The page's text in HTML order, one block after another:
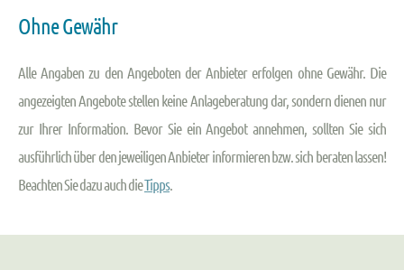
Ohne Gewähr
Alle Angaben zu den Angeboten der Anbieter erfolgen ohne Gewähr. Die
angezeigten Angebote stellen keine Anlageberatung dar, sondern dienen nur
zur Ihrer Information. Bevor Sie ein Angebot annehmen, sollten Sie sich
ausführlich über den jeweiligen Anbieter informieren bzw. sich beraten lassen!
Beachten Sie dazu auch dieTipps.